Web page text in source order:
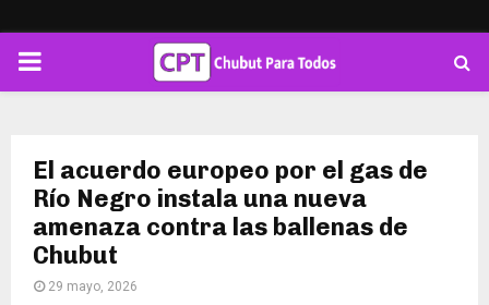
PRIMARY
El acuerdo europeo por el gas de
Río Negro instala una nueva
amenaza contra las ballenas de
Chubut
29 mayo, 2026